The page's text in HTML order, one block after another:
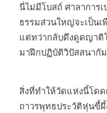
นี่ไม่มีโบสถ์ ศาลาการ
ธรรมส่วนใหญ่จะเป็นเ
แต่ทว่ากลับดึงดูดญาติ
มาฝึกปฏิบัติวิปัสสนากั
สิ่งที่ทำให้วัดแห่งนี้โด
ถาวรพุทธประวัติหุ่นขี้ผึ้